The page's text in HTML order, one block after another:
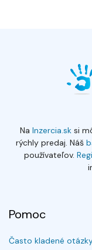
Na Inzercia.sksi
rýchly predaj. Náš
používateľov.
Pomoc
Často kladené